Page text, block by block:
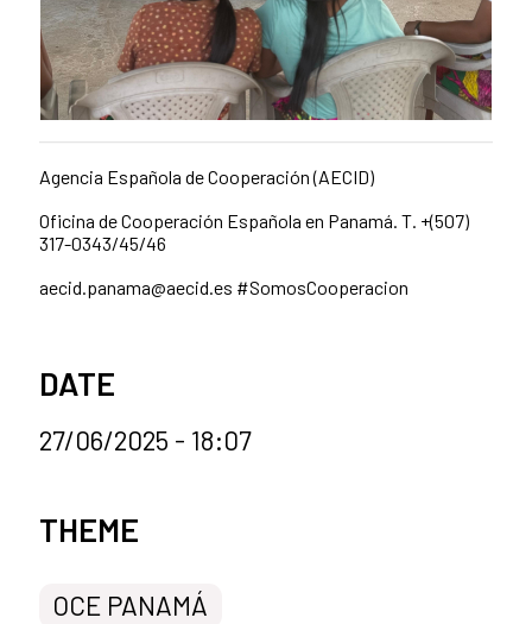
Agencia Española de Cooperación (AECID)
Oficina de Cooperación Española en Panamá. T. +(507)
317-0343/45/46
aecid.panama@aecid.es #SomosCooperacion
DATE
27/06/2025 - 18:07
News categories
THEME
OCE PANAMÁ